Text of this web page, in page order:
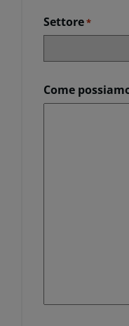
Settore*
Come